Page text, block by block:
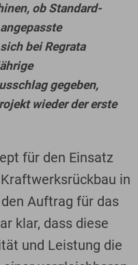
ob Standard-
bei Regrata
gegeben,
wieder der erste
für den Einsatz
in
Auftrag für das
klar, dass diese
und Leistung die